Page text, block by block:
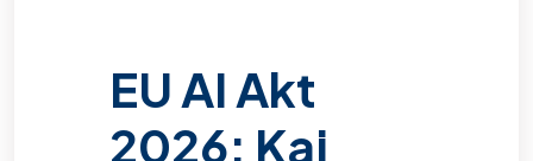
EU AI Akt
2026: Kaj